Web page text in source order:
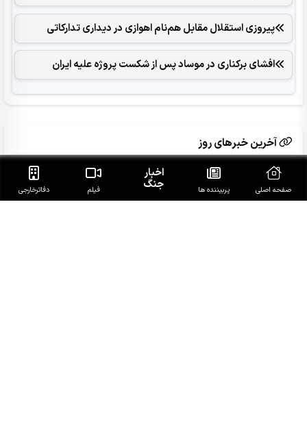
پیروزی استقلال مقابل هم‌نام اهوازی در دیداری تدارکاتی
افشای برکناری در موساد پس از شکست پروژه علیه ایران
آخرین خبرهای روز
انفجار در مقر مزدوران وابسته به ریاض در مرکز و شرق یمن
صفحه اصلی پربیننده ها
اخبار
جنگ فیلم دفاتر‌خارجی